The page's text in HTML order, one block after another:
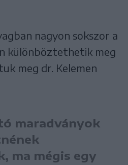
nagyon sokszor a
különböztethetik meg
meg dr. Kelemen
maradványok
ma mégis egy